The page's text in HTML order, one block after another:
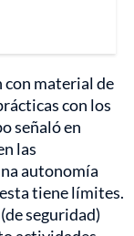
con material de
con los
señaló en
las
autonomía
tiene límites.
seguridad)